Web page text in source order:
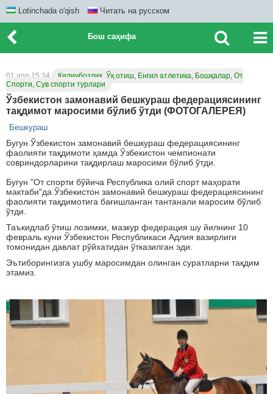
Lotinchada o'qish Читать на русском
Бош саҳифа
01 апр 15:34
Қиличбозлик, Ўқ отиш, Енгил атлетика, Бошқалар, От
Спорти, Сув спорти турлари
Ўзбекистон замонавий бешкураш федерациясининг
тақдимот маросими бўлиб ўтди (ФОТОГАЛЕРЕЯ)
Бешкураш
Бугун Ўзбекистон замонавий бешкураш федерациясининг
фаолияти тақдимоти ҳамда Ўзбекистон чемпионати
совриндорларини тақдирлаш маросими бўлиб ўтди.
Бугун "От спорти бўйича Республика олий спорт маҳорати
мактаби"да Ўзбекистон замонавий бешкураш федерациясининг
фаолияти тақдимотига бағишланган тантанали маросим бўлиб
ўтди.
Таъкидлаб ўтиш лозимки, мазкур федерация шу йилнинг 10
февраль куни Ўзбекистон Республикаси Адлия вазирлиги
томонидан давлат рўйхатидан ўтказилган эди.
Эътиборингизга ушбу маросимдан олинган суратларни тақдим
этамиз.